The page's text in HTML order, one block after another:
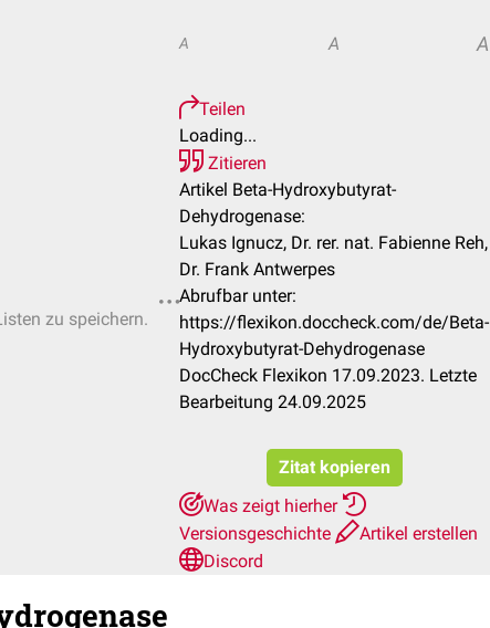
zu speichern.
A A A
Teilen
Loading...
Zitieren
Artikel Beta-Hydroxybutyrat-
Dehydrogenase:
Lukas Ignucz, Dr. rer. nat. Fabienne Reh,
Dr. Frank Antwerpes
Abrufbar unter:
https://flexikon.doccheck.com/de/Beta-
Hydroxybutyrat-Dehydrogenase
DocCheck Flexikon 17.09.2023. Letzte
Bearbeitung 24.09.2025
Zitat kopieren
Was zeigt hierher
Versionsgeschichte
Artikel erstellen
Discord